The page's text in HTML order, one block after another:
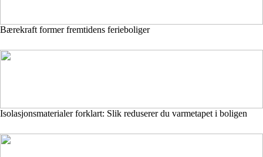
Bærekraft former fremtidens ferieboliger
Isolasjonsmaterialer forklart: Slik reduserer du varmetapet i boligen